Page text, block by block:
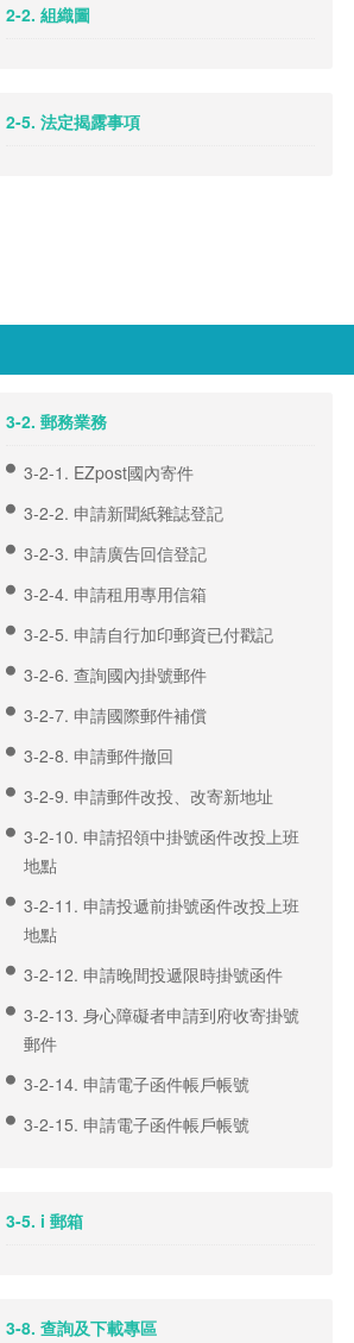
2-2. 組織圖
2-5. 法定揭露事項
3-2. 郵務業務
3-2-1. EZpost國內寄件
3-2-2. 申請新聞紙雜誌登記
3-2-3. 申請廣告回信登記
3-2-4. 申請租用專用信箱
3-2-5. 申請自行加印郵資已付戳記
3-2-6. 查詢國內掛號郵件
3-2-7. 申請國際郵件補償
3-2-8. 申請郵件撤回
3-2-9. 申請郵件改投、改寄新地址
3-2-10. 申請招領中掛號函件改投上班
地點
3-2-11. 申請投遞前掛號函件改投上班
地點
3-2-12. 申請晚間投遞限時掛號函件
3-2-13. 身心障礙者申請到府收寄掛號
郵件
3-2-14. 申請電子函件帳戶帳號
3-2-15. 申請電子函件帳戶帳號
3-5. i 郵箱
3-8. 查詢及下載專區